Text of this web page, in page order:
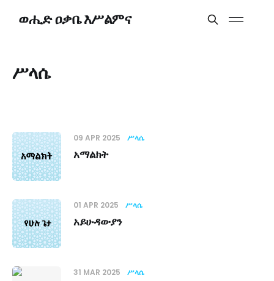
ወሒድ ዐቃቤ እሥልምና
ሥላሴ
09 APR 2025 ሥላሴ
አማልክት
01 APR 2025 ሥላሴ
አይሁዳውያን
31 MAR 2025 ሥላሴ